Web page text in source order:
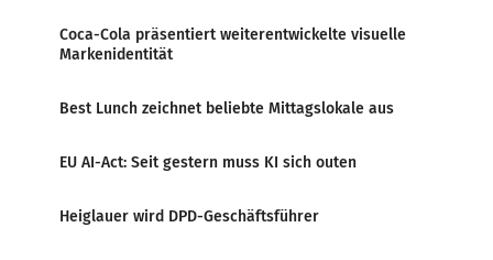
Coca-Cola präsentiert weiterentwickelte visuelle
Markenidentität
Best Lunch zeichnet beliebte Mittagslokale aus
EU AI-Act: Seit gestern muss KI sich outen
Heiglauer wird DPD-Geschäftsführer